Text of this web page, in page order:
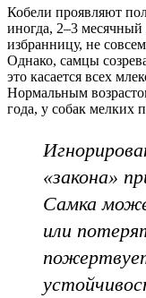
Кобели проявляют
иногда, 2–3
избранницу, не
Однако, самцы
это касается всех
Нормальным
года, у собак мелких
«закона»
Самка
или